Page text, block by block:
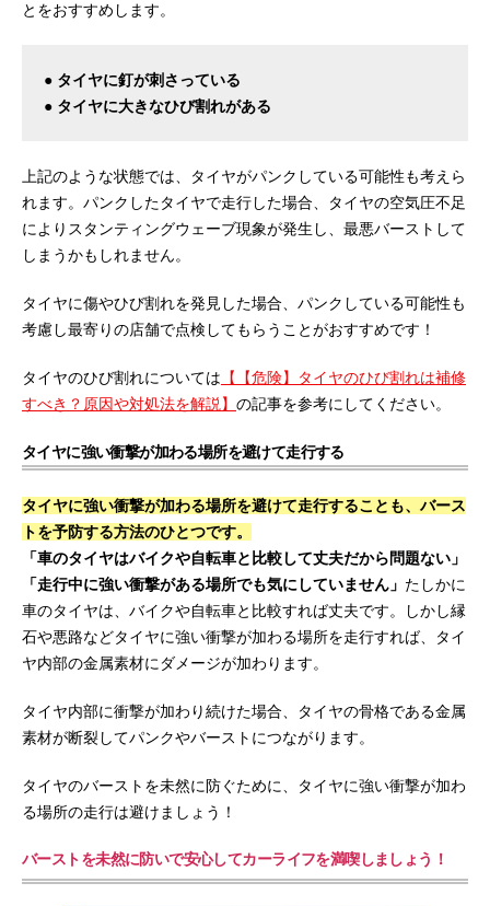
とをおすすめします。
● タイヤに釘が刺さっている
● タイヤに大きなひび割れがある
上記のような状態では、タイヤがパンクしている可能性も考えら
れます。パンクしたタイヤで走行した場合、タイヤの空気圧不足
によりスタンティングウェーブ現象が発生し、最悪バーストして
しまうかもしれません。
タイヤに傷やひび割れを発見した場合、パンクしている可能性も
考慮し最寄りの店舗で点検してもらうことがおすすめです！
タイヤのひび割れについては 【【危険】タイヤのひび割れは補修
すべき？原因や対処法を解説】 の記事を参考にしてください。
タイヤに強い衝撃が加わる場所を避けて走行する
タイヤに強い衝撃が加わる場所を避けて走行することも、バース
トを予防する方法のひとつです。
「車のタイヤはバイクや自転車と比較して丈夫だから問題ない」
「走行中に強い衝撃がある場所でも気にしていません」 たしかに
車のタイヤは、バイクや自転車と比較すれば丈夫です。しかし縁
石や悪路などタイヤに強い衝撃が加わる場所を走行すれば、タイ
ヤ内部の金属素材にダメージが加わります。
タイヤ内部に衝撃が加わり続けた場合、タイヤの骨格である金属
素材が断裂してパンクやバーストにつながります。
タイヤのバーストを未然に防ぐために、タイヤに強い衝撃が加わ
る場所の走行は避けましょう！
バーストを未然に防いで安心してカーライフを満喫しましょう！